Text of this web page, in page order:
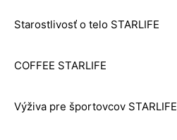
Starostlivosť o telo STARLIFE
COFFEE STARLIFE
Výživa pre športovcov STARLIFE